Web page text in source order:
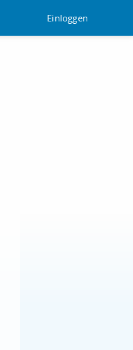
Einloggen